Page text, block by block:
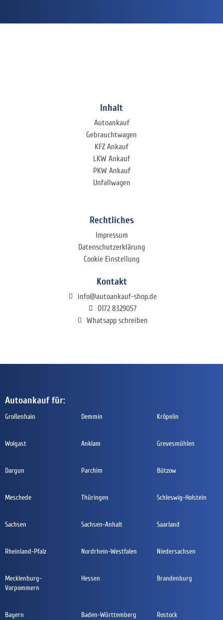
Inhalt
Autoankauf
Gebrauchtwagen
KFZ Ankauf
LKW Ankauf
PKW Ankauf
Unfallwagen
Rechtliches
Impressum
Datenschutzerklärung
Cookie Einstellung
Kontakt
info@autoankauf-shop.de
0172 8329057
Whatsapp schreiben
Autoankauf für:
Großenhain Demmin Kröpelin
Wolgast Anklam Grevesmühlen
Dargun Parchim Bützow
Meschede Thüringen Schleswig-Holstein
Sachsen Sachsen-Anhalt Saarland
Rheinland-Pfalz Nordrhein-Westfalen Niedersachsen
Mecklenburg-
Vorpommern
Hessen Brandenburg
Bayern Baden-Württemberg Rostock